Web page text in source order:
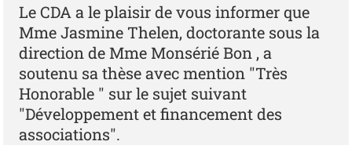
Le CDA a le plaisir de vous informer que
Mme Jasmine Thelen, doctorante sous la
direction de Mme Monsérié Bon , a
soutenu sa thèse avec mention "Très
Honorable " sur le sujet suivant
"Développement et financement des
associations".